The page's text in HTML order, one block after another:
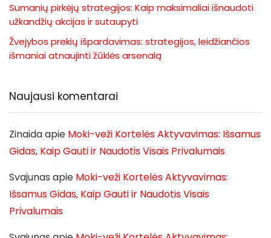
Sumanių pirkėjų strategijos: Kaip maksimaliai išnaudoti
užkandžių akcijas ir sutaupyti
Žvejybos prekių išpardavimas: strategijos, leidžiančios
išmaniai atnaujinti žūklės arsenalą
Naujausi komentarai
Zinaidaapie Moki-veži Kortelės Aktyvavimas: Išsamus
Gidas, Kaip Gauti ir Naudotis Visais Privalumais
Svajunas apie Moki-veži Kortelės Aktyvavimas:
Išsamus Gidas, Kaip Gauti ir Naudotis Visais
Privalumais